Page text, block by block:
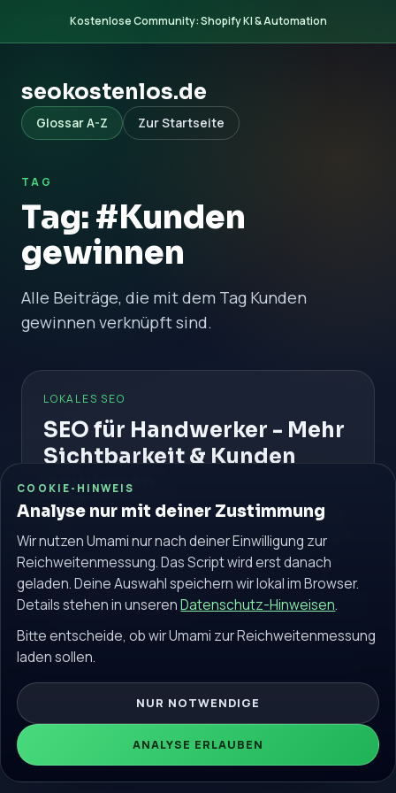
Kostenlose Community: Shopify KI & Automation
seokostenlos.de
Glossar A-Z Zur Startseite
TAG
Tag: #Kunden
gewinnen
Alle Beiträge, die mit dem Tag Kunden
gewinnen verknüpft sind.
LOKALES SEO
SEO für Handwerker - Mehr
Sichtbarkeit & Kunden
gewinnen
So machst du deinen Handwerksbetrieb bei Google
sichtbar und gewinnst mehr lokale Anfragen.
#SEO für Handwerker
#Lokales SEO
#Google Unternehmensprofil
Weiterlesen
© 2026 seokostenlos.de. Alle Rechte vorbehalten.
Community
COOKIE-HINWEIS
Analyse nur mit deiner Zustimmung
Wir nutzen Umami nur nach deiner Einwilligung zur
Reichweitenmessung. Das Script wird erst danach
geladen. Deine Auswahl speichern wir lokal im Browser.
Details stehen in unserenDatenschutz-Hinweisen.
Bitte entscheide, ob wir Umami zur Reichweitenmessung
laden sollen.
NUR NOTWENDIGE
ANALYSE ERLAUBEN